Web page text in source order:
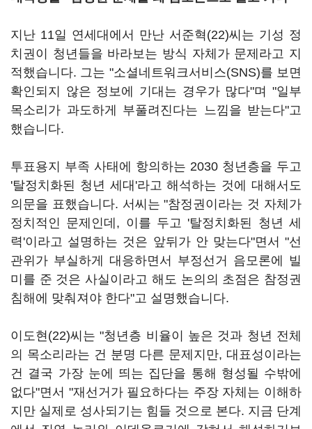
지난 11일 연세대에서 만난 서준혁(22)씨는 기성 정
치권이 청년들을 바라보는 방식 자체가 문제라고 지
적했습니다. 그는 "소셜네트워크서비스(SNS)를 보면
확인되지 않은 정보에 기대는 경우가 많다"며 "일부
목소리가 과도하게 부풀려진다는 느낌을 받는다"고
했습니다.
투표용지 부족 사태에 항의하는 2030 청년층을 두고
'탈정치화된 청년 세대'라고 해석하는 것에 대해서도
의문을 표했습니다. 서씨는 "참정권이라는 것 자체가
정치적인 문제인데, 이를 두고 '탈정치화된 청년 세
력'이라고 설명하는 것은 앞뒤가 안 맞는다"면서 "선
관위가 부실하게 대응하면서 부정선거 음모론에 빌
미를 준 것은 사실이라고 해도 논의의 초점은 참정권
침해에 맞춰져야 한다"고 설명했습니다.
이도현(22)씨는 "청년층 비율이 높은 것과 청년 전체
의 목소리라는 건 분명 다른 문제지만, 대표성이라는
건 결국 가장 눈에 띄는 집단을 통해 형성될 수밖에
없다"면서 "재선거가 필요하다는 주장 자체는 이해하
지만 실제로 성사되기는 힘들 것으로 본다. 지금 단계